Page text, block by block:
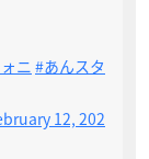
ニ#あんスタ
12, 202